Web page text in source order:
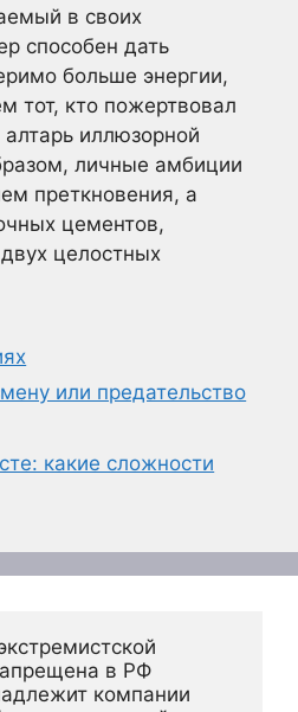
в своих
способен дать
больше энергии,
тот, кто пожертвовал
иллюзорной
личные амбиции
преткновения, а
цементов,
целостных
или предательство
какие сложности
в РФ
компании